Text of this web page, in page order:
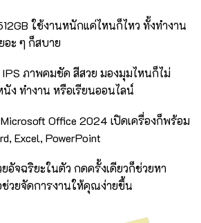
ใช้งานหนักแค่ไหนก็ไหว ทั้งทำงาน
อะ ๆ ก็สบาย
IPS ภาพคมชัด สีสวย มองมุมไหนก็ไม่
ง ทำงาน หรือเรียนออนไลน์
Microsoft Office 2024 เปิดเครื่องก็พร้อม
Excel, PowerPoint
อัจฉริยะในตัว กดครั้งเดียวก็ช่วยหา
วยจัดการงานให้คุณง่ายขึ้น